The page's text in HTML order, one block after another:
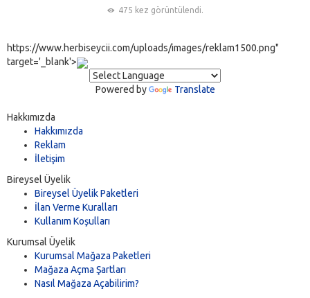
475 kez görüntülendi.
https://www.herbiseycii.com/uploads/images/reklam1500.png"
target='_blank'>
Powered by Translate
Hakkımızda
Hakkımızda
Reklam
İletişim
Bireysel Üyelik
Bireysel Üyelik Paketleri
İlan Verme Kuralları
Kullanım Koşulları
Kurumsal Üyelik
Kurumsal Mağaza Paketleri
Mağaza Açma Şartları
Nasıl Mağaza Açabilirim?